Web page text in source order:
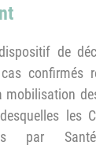
de
confirmés
mobilisation
les
par